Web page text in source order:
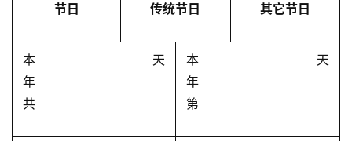
节日 传统节日 其它节日
本
年
共
天
本
年
第
天